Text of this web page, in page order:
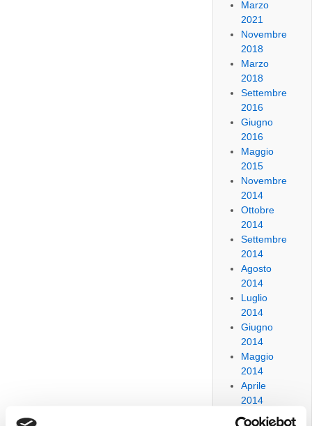
Marzo
2021
Novembre
2018
Marzo
2018
Settembre
2016
Giugno
2016
Maggio
2015
Novembre
2014
Ottobre
2014
Settembre
2014
Agosto
2014
Luglio
2014
Giugno
2014
Maggio
2014
Aprile
2014
Marzo